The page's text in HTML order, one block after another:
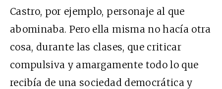
Castro, por ejemplo, personaje al que
abominaba. Pero ella misma no hacía otra
cosa, durante las clases, que criticar
compulsiva y amargamente todo lo que
recibía de una sociedad democrática y